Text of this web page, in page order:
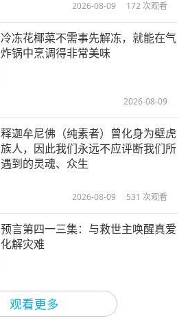
气候危机：倒数计时至零年（七集之
预防全球各地野火的关键（三集之
一）
观看更多
2026-08-09 172 次观看
冷冻花椰菜不需事先解冻，就能在气
炸锅中烹调得非常美味
2026-08-09
释迦牟尼佛（纯素者）曾化身为壁虎
族人，因此我们永远不应评断我们所
遇到的灵魂、众生
2026-08-09 531 次观看
预言第四一三集：与救世主唤醒真爱
化解灾难
2026-08-09